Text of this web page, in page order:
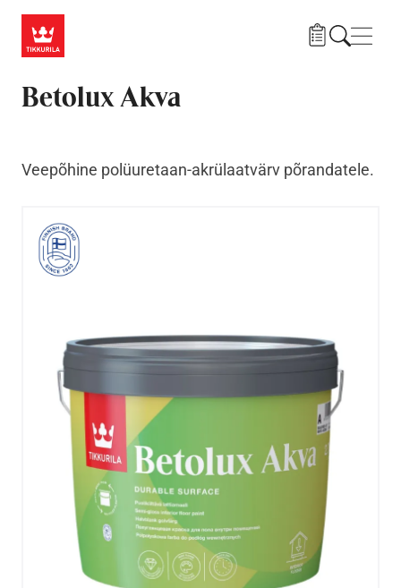
Betolux Akva
Veepõhine polüuretaan-akrülaatvärv põrandatele.